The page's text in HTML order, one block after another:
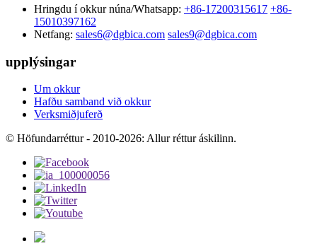
Hringdu í okkur núna/Whatsapp: +86-17200315617 +86-
15010397162
Netfang: sales6@dgbica.com sales9@dgbica.com
upplýsingar
Um okkur
Hafðu samband við okkur
Verksmiðjuferð
© Höfundarréttur - 2010-2026: Allur réttur áskilinn.